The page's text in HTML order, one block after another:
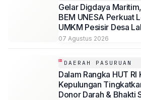
Gelar Digdaya
BEM UNESA Perkuat
UMKM Pesisir Desa
07 Agustus 2026
DAERAH PASURUAN
Dalam Rangka HUT RI
Kepulungan
Donor Darah & Bhakti